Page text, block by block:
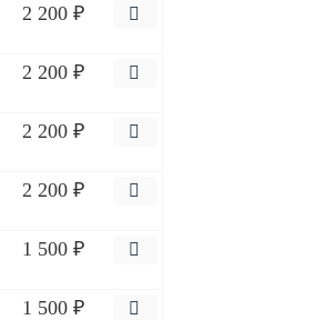
2 200 ₽
2 200 ₽
2 200 ₽
2 200 ₽
1 500 ₽
1 500 ₽